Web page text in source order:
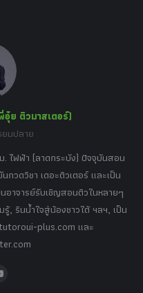
ย ติวมาสเตอร์)
มปลาย
. ไฟฟ้า (ลาดกระบัง) ปัจจุบันสอน
วดวิชา เดอะติวเตอร์ และเป็น
อาจารย์รับเชิญสอนติวในหลายๆ
รู้, รินน้ำใจสู่น้องชาวใต้ ฯลฯ, เป็น
plus.com และ